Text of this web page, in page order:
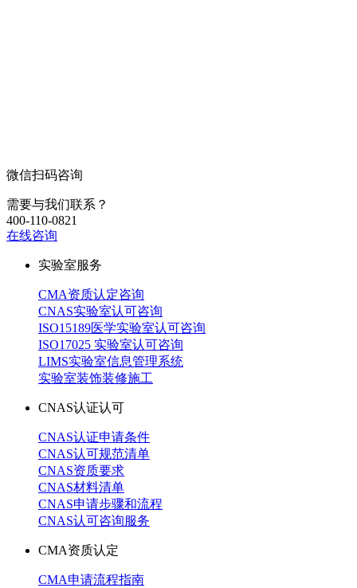
微信扫码咨询
需要与我们联系？
400-110-0821
在线咨询
实验室服务
CMA资质认定咨询
CNAS实验室认可咨询
ISO15189医学实验室认可咨询
ISO17025 实验室认可咨询
LIMS实验室信息管理系统
实验室装饰装修施工
CNAS认证认可
CNAS认证申请条件
CNAS认可规范清单
CNAS资质要求
CNAS材料清单
CNAS申请步骤和流程
CNAS认可咨询服务
CMA资质认定
CMA申请流程指南